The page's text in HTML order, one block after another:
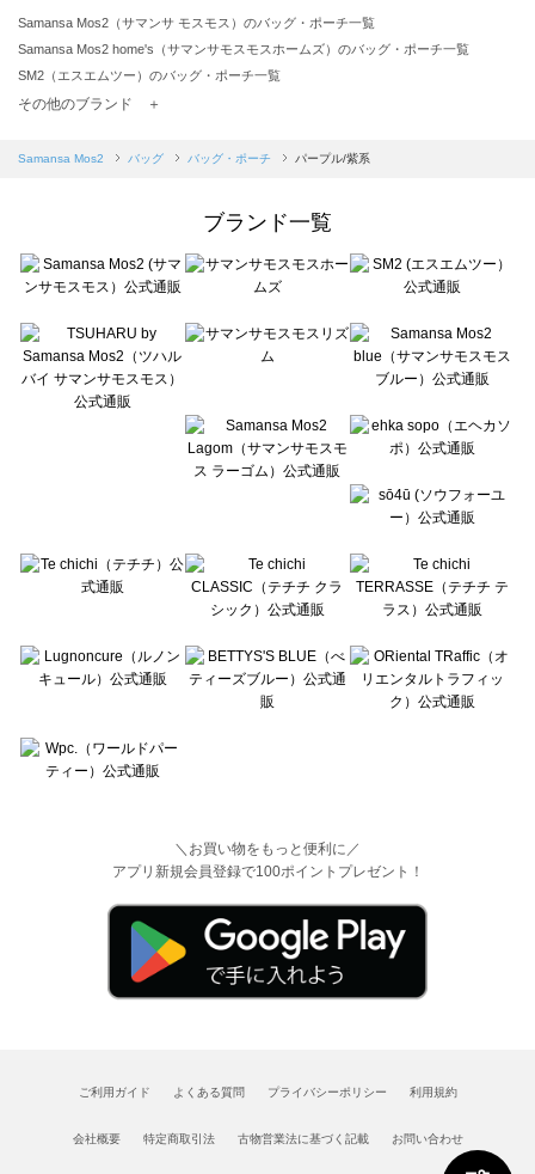
Samansa Mos2（サマンサ モスモス）のバッグ・ポーチ一覧
Samansa Mos2 home's（サマンサモスモスホームズ）のバッグ・ポーチ一覧
SM2（エスエムツー）のバッグ・ポーチ一覧
Samansa Mos2 blue（サマンサモスモス ブルー）のバッグ・ポーチ一覧
sō4ū（ソウフォーユー）のバッグ・ポーチ一覧
Te chichi（テチチ）のバッグ・ポーチ一覧
Te chichi CLASSIC（テチチ クラシック）のバッグ・ポーチ一覧
Lugnoncure（ルノンキュール）のバッグ・ポーチ一覧
BETTY'S BLUE（べティーズブルー）のバッグ・ポーチ一覧
Wpc.（ワールドパーティー）のバッグ・ポーチ一覧
その他のブランド ＋
Samansa Mos2 バッグ バッグ・ポーチ パープル/紫系
ブランド一覧
＼お買い物をもっと便利に／
アプリ新規会員登録で100ポイントプレゼント！
ご利用ガイド よくある質問 プライバシーポリシー 利用規約
会社概要 特定商取引法 古物営業法に基づく記載 お問い合わせ